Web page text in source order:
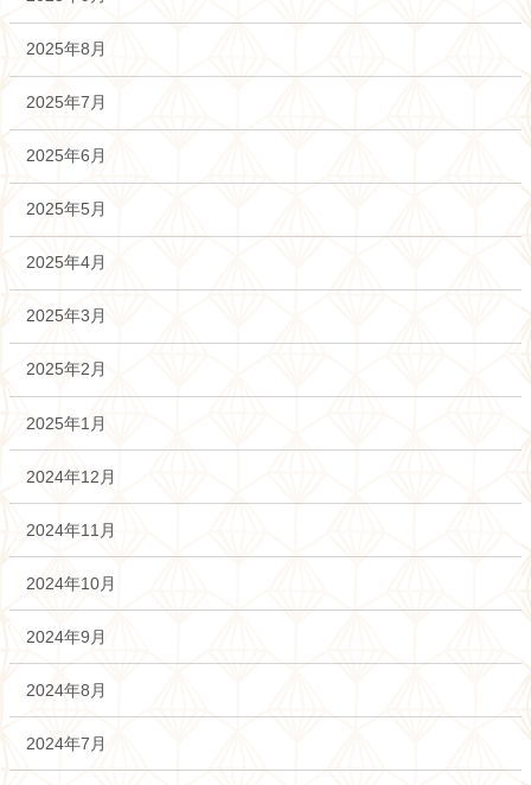
2025年8月
2025年7月
2025年6月
2025年5月
2025年4月
2025年3月
2025年2月
2025年1月
2024年12月
2024年11月
2024年10月
2024年9月
2024年8月
2024年7月